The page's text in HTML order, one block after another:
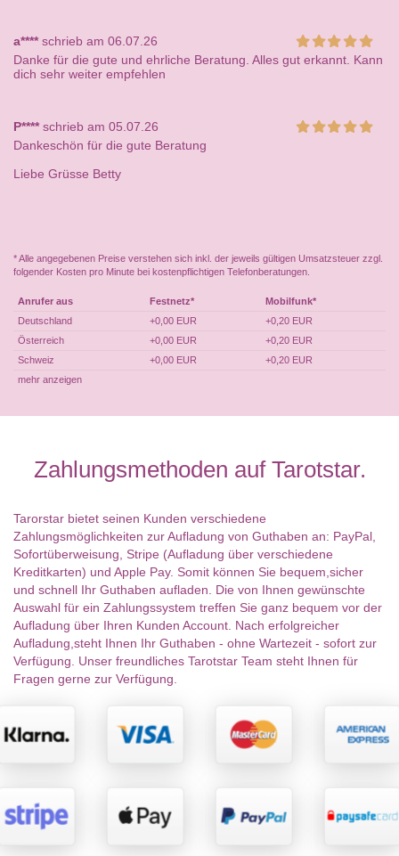
a****schrieb am 06.07.26
Danke für die gute und ehrliche Beratung. Alles gut erkannt. Kann
dich sehr weiter empfehlen
P****schrieb am 05.07.26
Dankeschön für die gute Beratung
Liebe Grüsse Betty
* Alle angegebenen Preise verstehen sich inkl. der jeweils gültigen Umsatzsteuer zzgl.
folgender Kosten pro Minute bei kostenpflichtigen Telefonberatungen.
Anrufer aus Festnetz*
Mobilfunk*
Deutschland
+0,00 EUR
+0,20 EUR
Österreich
+0,00 EUR
+0,20 EUR
Schweiz
+0,00 EUR
+0,20 EUR
mehr anzeigen
Zahlungsmethoden auf Tarotstar.
Tarorstar bietet seinen Kunden verschiedene
Zahlungsmöglichkeiten zur Aufladung von Guthaben an: PayPal,
Sofortüberweisung, Stripe (Aufladung über verschiedene
Kreditkarten) und Apple Pay. Somit können Sie bequem,sicher
und schnell Ihr Guthaben aufladen. Die von Ihnen gewünschte
Auswahl für ein Zahlungssystem treffen Sie ganz bequem vor der
Aufladung über Ihren Kunden Account. Nach erfolgreicher
Aufladung,steht Ihnen Ihr Guthaben - ohne Wartezeit - sofort zur
Verfügung. Unser freundliches Tarotstar Team steht Ihnen für
Fragen gerne zur Verfügung.